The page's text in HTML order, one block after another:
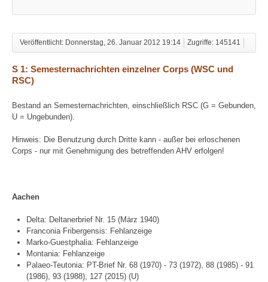
Veröffentlicht: Donnerstag, 26. Januar 2012 19:14 Zugriffe: 145141
S 1: Semesternachrichten einzelner Corps (WSC und
RSC)
Bestand an Semesternachrichten, einschließlich RSC (G = Gebunden,
U = Ungebunden).
Hinweis: Die Benutzung durch Dritte kann - außer bei erloschenen
Corps - nur mit Genehmigung des betreffenden AHV erfolgen!
Aachen
Delta: Deltanerbrief Nr. 15 (März 1940)
Franconia Fribergensis: Fehlanzeige
Marko-Guestphalia: Fehlanzeige
Montania: Fehlanzeige
Palaeo-Teutonia: PT-Brief Nr. 68 (1970) - 73 (1972), 88 (1985) - 91
(1986), 93 (1988), 127 (2015) (U)